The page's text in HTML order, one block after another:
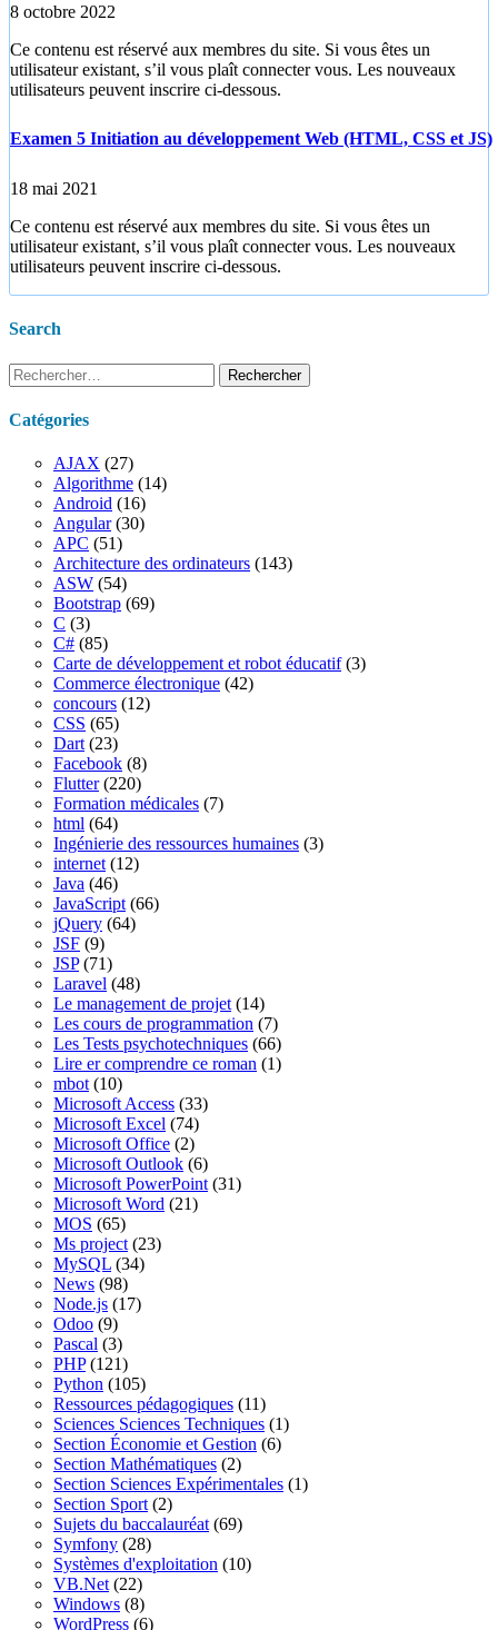
8 octobre 2022
Ce contenu est réservé aux membres du site. Si vous êtes un
utilisateur existant, s’il vous plaît connecter vous. Les nouveaux
utilisateurs peuvent inscrire ci-dessous.
Examen 5 Initiation au développement Web (HTML, CSS et JS)
18 mai 2021
Ce contenu est réservé aux membres du site. Si vous êtes un
utilisateur existant, s’il vous plaît connecter vous. Les nouveaux
utilisateurs peuvent inscrire ci-dessous.
Search
Rechercher :
Catégories
AJAX (27)
Algorithme (14)
Android (16)
Angular(30)
APC (51)
Architecture des ordinateurs (143)
ASW (54)
Bootstrap (69)
C (3)
C# (85)
Carte de développement et robot éducatif(3)
Commerce électronique (42)
concours (12)
CSS (65)
Dart (23)
Facebook (8)
Flutter(220)
Formation médicales (7)
html (64)
Ingénierie des ressources humaines (3)
internet (12)
Java (46)
JavaScript (66)
jQuery (64)
JSF (9)
JSP(71)
Laravel (48)
Le management de projet (14)
Les cours de programmation (7)
Les Tests psychotechniques (66)
Lire er comprendre ce roman (1)
mbot (10)
Microsoft Access (33)
Microsoft Excel (74)
Microsoft Office (2)
Microsoft Outlook (6)
Microsoft PowerPoint (31)
Microsoft Word (21)
MOS (65)
Ms project (23)
MySQL (34)
News (98)
Node.js (17)
Odoo (9)
Pascal (3)
PHP(121)
Python (105)
Ressources pédagogiques (11)
Sciences Sciences Techniques (1)
Section Économie et Gestion (6)
Section Mathématiques (2)
Section Sciences Expérimentales (1)
Section Sport (2)
Sujets du baccalauréat (69)
Symfony (28)
Systèmes d'exploitation (10)
VB.Net (22)
Windows (8)
WordPress (6)